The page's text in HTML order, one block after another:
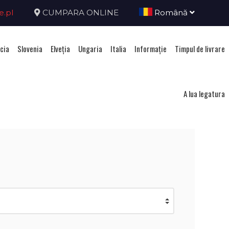
CUMPARA ONLINE Română
Slovenia Elveţia Ungaria Italia Informație Timpul de livrare
A lua legatura